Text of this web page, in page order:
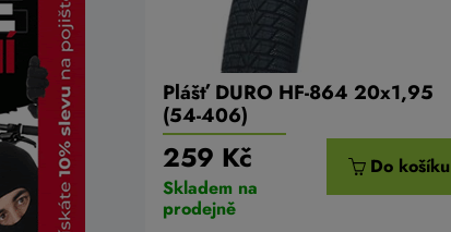
Plášť DURO HF-864 20x1,95
(54-406)
259 Kč
Skladem na
prodejně
Do košíku